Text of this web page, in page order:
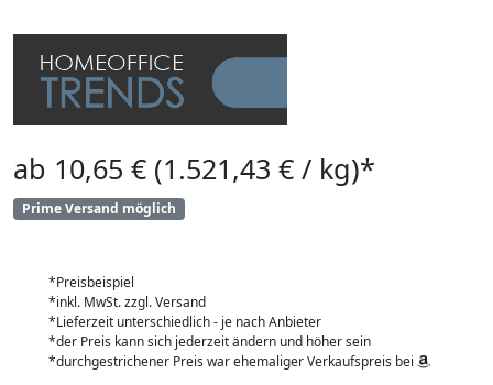
ab 10,65 € (1.521,43 € / kg)*
Prime Versand möglich
*Preisbeispiel
*inkl. MwSt. zzgl. Versand
*Lieferzeit unterschiedlich - je nach Anbieter
*der Preis kann sich jederzeit ändern und höher sein
*durchgestrichener Preis war ehemaliger Verkaufspreis bei